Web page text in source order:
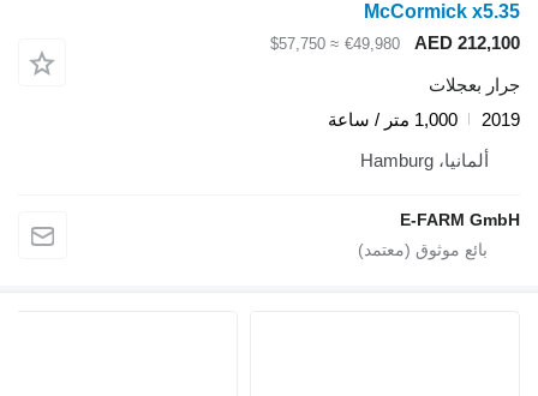
McCormick x5.35
AED 212,100
€49,980
≈ $57,750
جرار بعجلات
2019
1,000 متر / ساعة
ألمانيا، Hamburg
E-FARM GmbH